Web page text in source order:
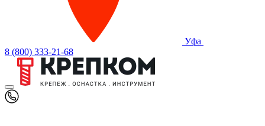
Уфа
8 (800) 333-21-68